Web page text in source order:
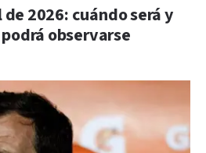
2026: cuándo será y
observarse